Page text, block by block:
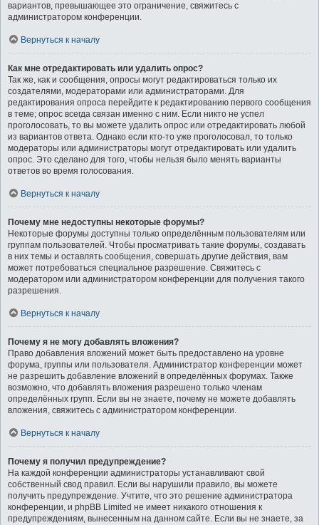
вариантов, превышающее это ограничение, свяжитесь с
администратором конференции.
Вернуться к началу
Как мне отредактировать или удалить опрос?
Так же, как и сообщения, опросы могут редактироваться только их
создателями, модераторами или администраторами. Для
редактирования опроса перейдите к редактированию первого сообщения
в теме; опрос всегда связан именно с ним. Если никто не успел
проголосовать, то вы можете удалить опрос или отредактировать любой
из вариантов ответа. Однако если кто-то уже проголосовал, то только
модераторы или администраторы могут отредактировать или удалить
опрос. Это сделано для того, чтобы нельзя было менять варианты
ответов во время голосования.
Вернуться к началу
Почему мне недоступны некоторые форумы?
Некоторые форумы доступны только определённым пользователям или
группам пользователей. Чтобы просматривать такие форумы, создавать
в них темы и оставлять сообщения, совершать другие действия, вам
может потребоваться специальное разрешение. Свяжитесь с
модератором или администратором конференции для получения такого
разрешения.
Вернуться к началу
Почему я не могу добавлять вложения?
Право добавления вложений может быть предоставлено на уровне
форума, группы или пользователя. Администратор конференции может
не разрешить добавление вложений в определённых форумах. Также
возможно, что добавлять вложения разрешено только членам
определённых групп. Если вы не знаете, почему не можете добавлять
вложения, свяжитесь с администратором конференции.
Вернуться к началу
Почему я получил предупреждение?
На каждой конференции администраторы устанавливают свой
собственный свод правил. Если вы нарушили правило, вы можете
получить предупреждение. Учтите, что это решение администратора
конференции, и phpBB Limited не имеет никакого отношения к
предупреждениям, вынесенным на данном сайте. Если вы не знаете, за